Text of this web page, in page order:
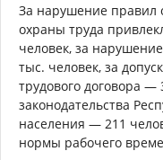
За нарушение правил
охраны труда
человек, за
тыс. человек, за
трудового договора
законодательства
населения — 211
нормы рабочего